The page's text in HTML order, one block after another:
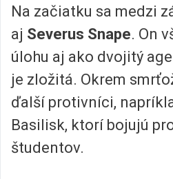
Na začiatku sa medzi
aj Severus Snape. On
úlohu aj ako dvojitý
je zložitá. Okrem
ďalší protivníci,
Basilisk, ktorí bojujú
študentov.